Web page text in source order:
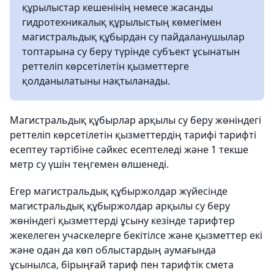
құрылыстар кешенінің немесе жасанды
гидротехникалық құрылыстың көмегімен
магистральдық құбырдан су пайдаланушылар
топтарына су беру түрінде субъект ұсынатын
реттеліп көрсетілетін қызметтерге
қолданылатыны нақтыланады.
Магистральдық құбырлар арқылы су беру жөніндегі
реттеліп көрсетілетін қызметтердің тарифі тарифті
есептеу тәртібіне сәйкес есептеледі және 1 текше
метр су үшін теңгемен өлшенеді.
Егер магистральдық құбыржолдар жүйесінде
магистральдық құбыржолдар арқылы су беру
жөніндегі қызметтерді ұсыну кезінде тарифтер
жекелеген учаскелерге бекітілсе және қызметтер екі
және одан да көп облыстардың аумағында
ұсынылса, бірыңғай тариф пен тарифтік смета